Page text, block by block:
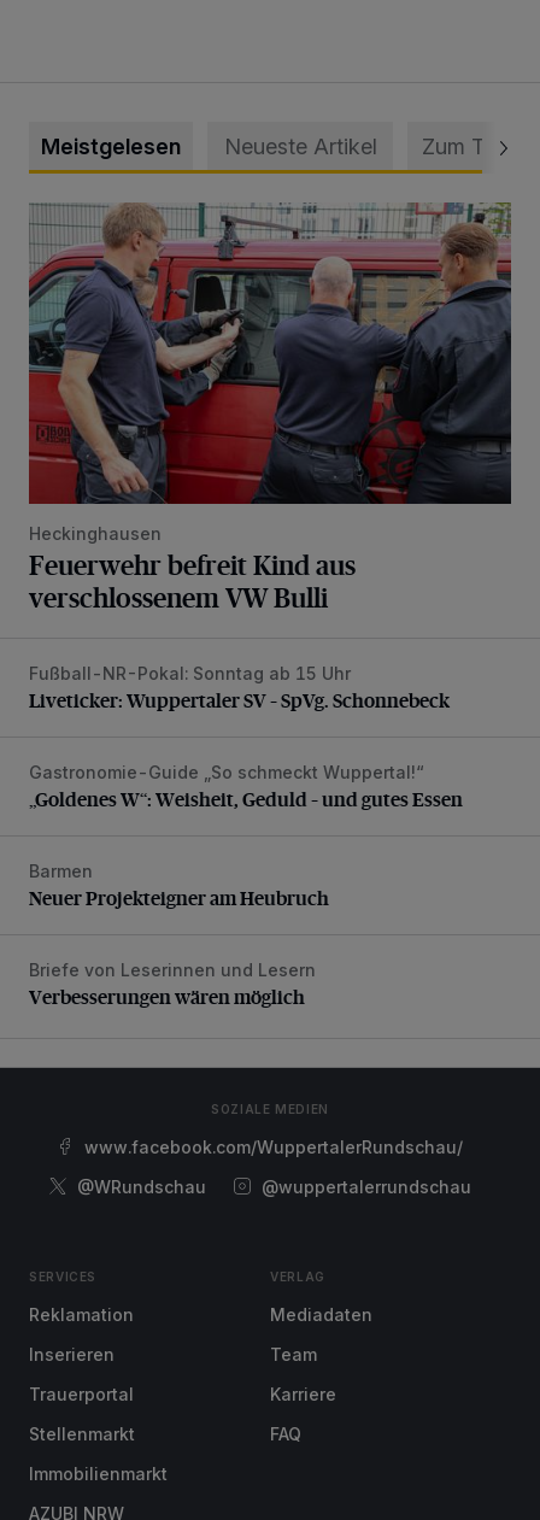
Meistgelesen Neueste Artikel Zum Thema
Feuerwehr befreit Kind aus verschlossenem VW Bulli
Heckinghausen
Feuerwehr befreit Kind aus
verschlossenem VW Bulli
Liveticker: Wuppertaler SV – SpVg. Schonnebeck
Fußball-NR-Pokal: Sonntag ab 15 Uhr
Liveticker: Wuppertaler SV – SpVg. Schonnebeck
„Goldenes W“: Weisheit, Geduld – und gutes Essen
Gastronomie-Guide „So schmeckt Wuppertal!“
„Goldenes W“: Weisheit, Geduld – und gutes Essen
Neuer Projekteigner am Heubruch
Barmen
Neuer Projekteigner am Heubruch
Verbesserungen wären möglich
Briefe von Leserinnen und Lesern
Verbesserungen wären möglich
SOZIALE MEDIEN
www.facebook.com/WuppertalerRundschau/
@WRundschau
@wuppertalerrundschau
SERVICES
Reklamation
Inserieren
Trauerportal
Stellenmarkt
Immobilienmarkt
AZUBI NRW
VERLAG
Mediadaten
Team
Karriere
FAQ